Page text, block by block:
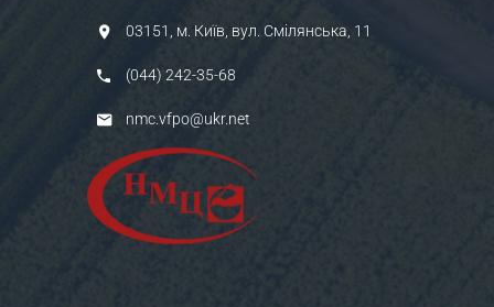
03151, м. Київ, вул. Смілянська, 11
(044) 242-35-68
nmc.vfpo@ukr.net